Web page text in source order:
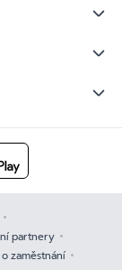
partnery
zaměstnání